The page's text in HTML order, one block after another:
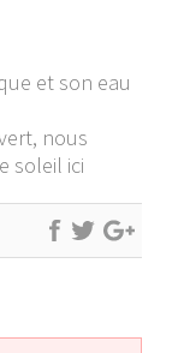
et son eau
nous
soleil ici